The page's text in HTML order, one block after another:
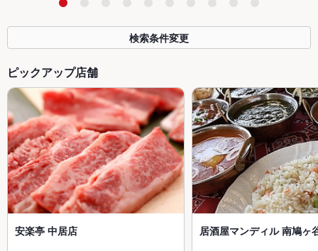
検索条件変更
ピックアップ店舗
安楽亭 中居店 居酒屋マンディル 南鳩ヶ